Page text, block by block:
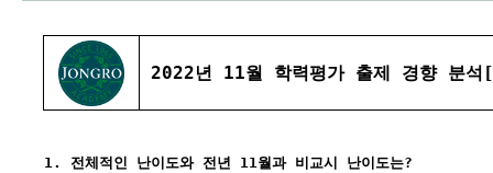
2022년 11월 학력평가 출제 경향 분
1. 전체적인 난이도와 전년 11월과 비교시 난이도는?